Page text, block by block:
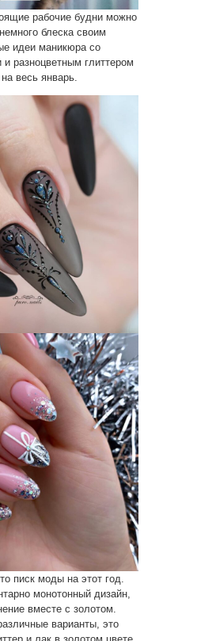
рабочие будни можно
блеска своим
идеи маникюра со
и разноцветным глиттером
весь январь.
писк моды на этот год.
монотонный дизайн,
вместе с золотом.
варианты, это